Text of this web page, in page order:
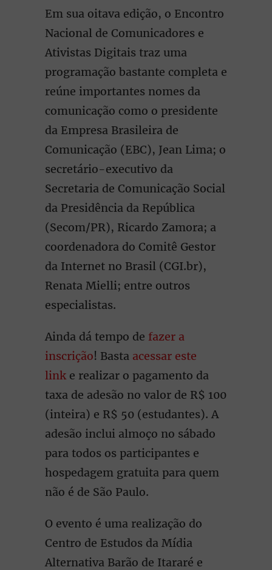
Em sua oitava edição, o Encontro
Nacional de Comunicadores e
Ativistas Digitais traz uma
programação bastante completa e
reúne importantes nomes da
comunicação como o presidente
da Empresa Brasileira de
Comunicação (EBC), Jean Lima; o
secretário-executivo da
Secretaria de Comunicação Social
da Presidência da República
(Secom/PR), Ricardo Zamora; a
coordenadora do Comitê Gestor
da Internet no Brasil (CGI.br),
Renata Mielli; entre outros
especialistas.
Ainda dá tempo de fazer a
inscrição! Basta acessar este
linke realizar o pagamento da
taxa de adesão no valor de R$ 100
(inteira) e R$ 50 (estudantes). A
adesão inclui almoço no sábado
para todos os participantes e
hospedagem gratuita para quem
não é de São Paulo.
O evento é uma realização do
Centro de Estudos da Mídia
Alternativa Barão de Itararé e